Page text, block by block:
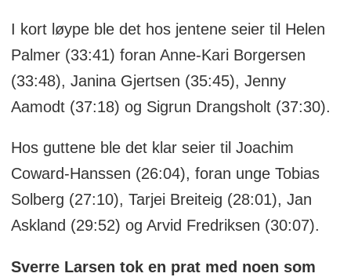
I kort løype ble det hos jentene seier til Helen
Palmer (33:41) foran Anne-Kari Borgersen
(33:48), Janina Gjertsen (35:45), Jenny
Aamodt (37:18) og Sigrun Drangsholt (37:30).
Hos guttene ble det klar seier til Joachim
Coward-Hanssen (26:04), foran unge Tobias
Solberg (27:10), Tarjei Breiteig (28:01), Jan
Askland (29:52) og Arvid Fredriksen (30:07).
Sverre Larsen tok en prat med noen som